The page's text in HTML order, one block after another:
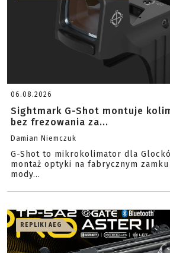
06.08.2026
Sightmark G-Shot montuje
bez frezowania za...
Damian Niemczuk
G-Shot to mikrokolimator dla
montaż optyki na fabrycznym zamku
mody...
REPLIKI AEG